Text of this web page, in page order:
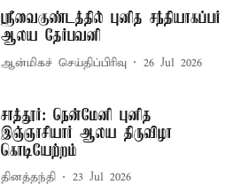
ஸ்ரீவைகுண்டத்தில் புனித சந்தியாகப்பர்
ஆலய தேர்பவனி
ஆன்மிகச் செய்திப்பிரிவு 26 Jul 2026
சாத்தூர்: நென்மேனி புனித
இஞ்ஞாசியார் ஆலய திருவிழா
கொடியேற்றம்
தினத்தந்தி 23 Jul 2026